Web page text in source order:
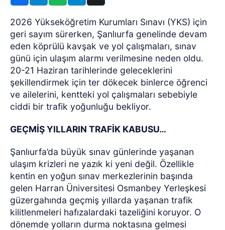
2026 Yükseköğretim Kurumları Sınavı (YKS) için
geri sayım sürerken, Şanlıurfa genelinde devam
eden köprülü kavşak ve yol çalışmaları, sınav
günü için ulaşım alarmı verilmesine neden oldu.
20-21 Haziran tarihlerinde geleceklerini
şekillendirmek için ter dökecek binlerce öğrenci
ve ailelerini, kentteki yol çalışmaları sebebiyle
ciddi bir trafik yoğunluğu bekliyor.
GEÇMİŞ YILLARIN TRAFİK KABUSU…
Şanlıurfa’da büyük sınav günlerinde yaşanan
ulaşım krizleri ne yazık ki yeni değil. Özellikle
kentin en yoğun sınav merkezlerinin başında
gelen Harran Üniversitesi Osmanbey Yerleşkesi
güzergahında geçmiş yıllarda yaşanan trafik
kilitlenmeleri hafızalardaki tazeliğini koruyor. O
dönemde yolların durma noktasına gelmesi